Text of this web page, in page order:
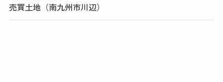
売買土地（南九州市川辺）